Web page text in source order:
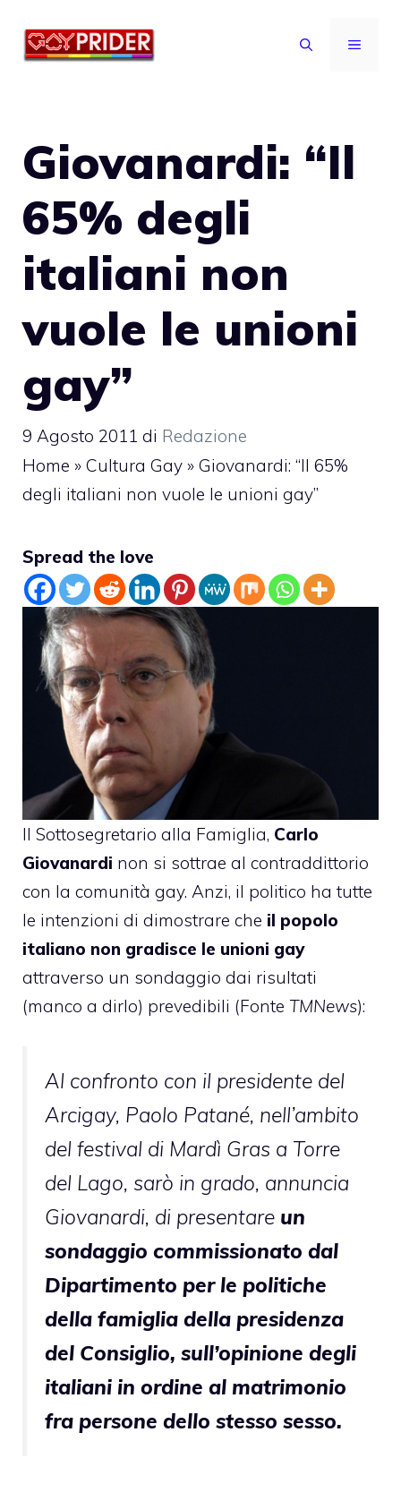
MENU
Giovanardi: “Il
65% degli
italiani non
vuole le unioni
gay”
9 Agosto 2011 di Redazione
Home » Cultura Gay » Giovanardi: “Il 65%
degli italiani non vuole le unioni gay”
Spread the love
Il Sottosegretario alla Famiglia, Carlo
Giovanardi non si sottrae al contraddittorio
con la comunità gay. Anzi, il politico ha tutte
le intenzioni di dimostrare che il popolo
italiano non gradisce le unioni gay
attraverso un sondaggio dai risultati
(manco a dirlo) prevedibili (Fonte TMNews):
Al confronto con il presidente del
Arcigay, Paolo Patané, nell’ambito
del festival di Mardì Gras a Torre
del Lago, sarò in grado, annuncia
Giovanardi, di presentare un
sondaggio commissionato dal
Dipartimento per le politiche
della famiglia della presidenza
del Consiglio, sull’opinione degli
italiani in ordine al matrimonio
fra persone dello stesso sesso.